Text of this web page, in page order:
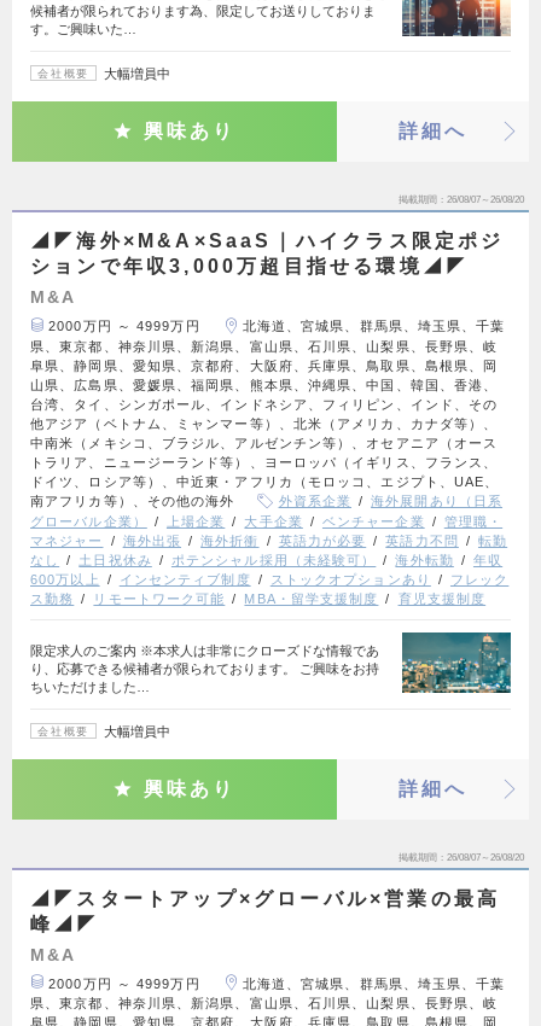
候補者が限られております為、限定してお送りしておりま
す。ご興味いた…
会社概要 大幅増員中
興味あり 詳細へ
掲載期間 26/08/07～26/08/20
◢◤海外×M&A×SaaS｜ハイクラス限定ポジ
ションで年収3,000万超目指せる環境◢◤
M&A
2000万円 ～ 4999万円
北海道、宮城県、群馬県、埼玉県、千葉
県、東京都、神奈川県、新潟県、富山県、石川県、山梨県、長野県、岐
阜県、静岡県、愛知県、京都府、大阪府、兵庫県、鳥取県、島根県、岡
山県、広島県、愛媛県、福岡県、熊本県、沖縄県、中国、韓国、香港、
台湾、タイ、シンガポール、インドネシア、フィリピン、インド、その
他アジア（ベトナム、ミャンマー等）、北米（アメリカ、カナダ等）、
中南米（メキシコ、ブラジル、アルゼンチン等）、オセアニア（オース
トラリア、ニュージーランド等）、ヨーロッパ（イギリス、フランス、
ドイツ、ロシア等）、中近東・アフリカ（モロッコ、エジプト、UAE、
南アフリカ等）、その他の海外
外資系企業
海外展開あり（日系
グローバル企業）
上場企業 大手企業 ベンチャー企業
管理職・
マネジャー
海外出張 海外折衝 英語力が必要 英語力不問
転勤
なし
土日祝休み ポテンシャル採用（未経験可） 海外転勤
年収
600万以上
インセンティブ制度 ストックオプションあり
フレック
ス勤務
リモートワーク可能 MBA・留学支援制度 育児支援制度
限定求人のご案内 ※本求人は非常にクローズドな情報であ
り、応募できる候補者が限られております。 ご興味をお持
ちいただけました…
会社概要 大幅増員中
興味あり 詳細へ
掲載期間 26/08/07～26/08/20
◢◤スタートアップ×グローバル×営業の最高
峰◢◤
M&A
2000万円 ～ 4999万円
北海道、宮城県、群馬県、埼玉県、千葉
県、東京都、神奈川県、新潟県、富山県、石川県、山梨県、長野県、岐
阜県、静岡県、愛知県、京都府、大阪府、兵庫県、鳥取県、島根県、岡